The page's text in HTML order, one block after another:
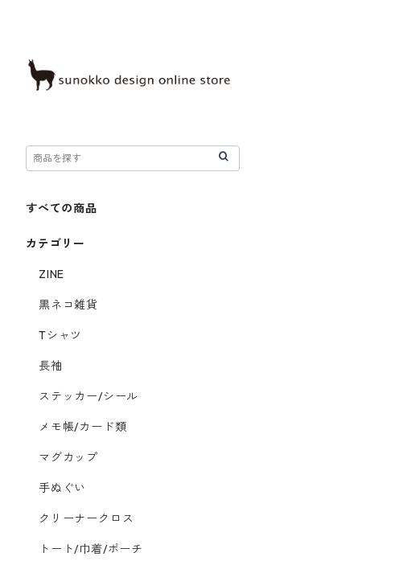
すべての商品
カテゴリー
ZINE
黒ネコ雑貨
Tシャツ
長袖
ステッカー/シール
メモ帳/カード類
マグカップ
手ぬぐい
クリーナークロス
トート/巾着/ポーチ